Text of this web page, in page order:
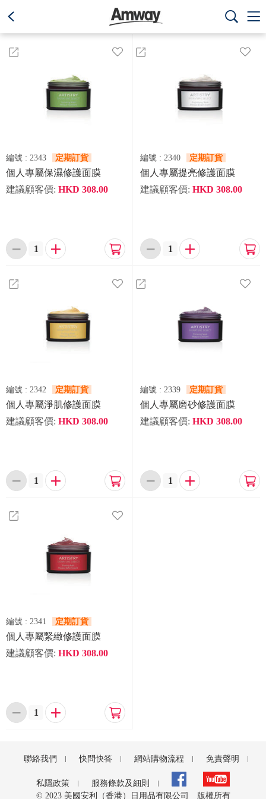
 

編號 : 2343 定期訂貨
個人專屬保濕修護面膜
建議顧客價: HKD 308.00
  
編號 : 2340 定期訂貨
個人專屬提亮修護面膜
建議顧客價: HKD 308.00
  
編號 : 2342 定期訂貨
個人專屬淨肌修護面膜
建議顧客價: HKD 308.00
  
編號 : 2339 定期訂貨
個人專屬磨砂修護面膜
建議顧客價: HKD 308.00
  
編號 : 2341 定期訂貨
個人專屬緊緻修護面膜
建議顧客價: HKD 308.00
  
聯絡我們 快問快答 網站購物流程 免責聲明
私隱政策
服務條款及細則
© 2023 美國安利（香港）日用品有限公司 版權所有